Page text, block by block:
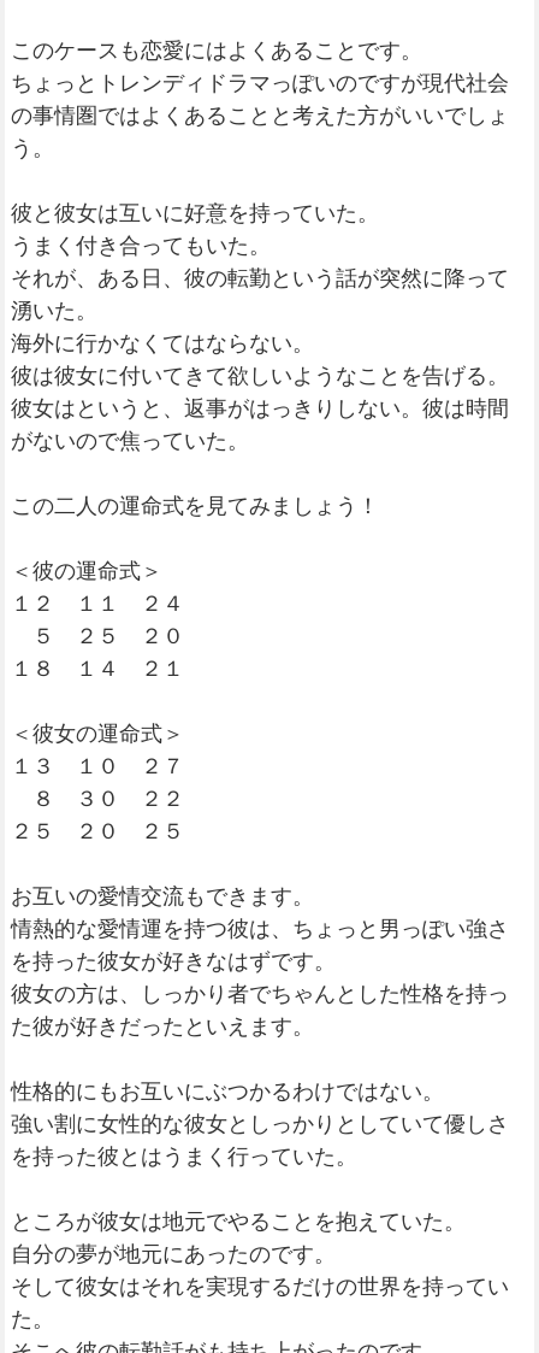
このケースも恋愛にはよくあることです。
ちょっとトレンディドラマっぽいのですが現代社会
の事情圏ではよくあることと考えた方がいいでしょ
う。
彼と彼女は互いに好意を持っていた。
うまく付き合ってもいた。
それが、ある日、彼の転勤という話が突然に降って
湧いた。
海外に行かなくてはならない。
彼は彼女に付いてきて欲しいようなことを告げる。
彼女はというと、返事がはっきりしない。彼は時間
がないので焦っていた。
この二人の運命式を見てみましょう！
＜彼の運命式＞
１２ １１ ２４
５ ２５ ２０
１８ １４ ２１
＜彼女の運命式＞
１３ １０ ２７
８ ３０ ２２
２５ ２０ ２５
お互いの愛情交流もできます。
情熱的な愛情運を持つ彼は、ちょっと男っぽい強さ
を持った彼女が好きなはずです。
彼女の方は、しっかり者でちゃんとした性格を持っ
た彼が好きだったといえます。
性格的にもお互いにぶつかるわけではない。
強い割に女性的な彼女としっかりとしていて優しさ
を持った彼とはうまく行っていた。
ところが彼女は地元でやることを抱えていた。
自分の夢が地元にあったのです。
そして彼女はそれを実現するだけの世界を持ってい
た。